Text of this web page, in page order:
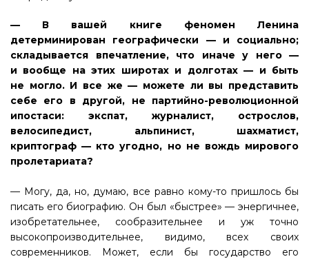
— В вашей книге феномен Ленина
детерминирован географически — и социально;
складывается впечатление, что иначе у него —
и вообще на этих широтах и долготах — и быть
не могло. И все же — можете ли вы представить
себе его в другой, не партийно-революционной
ипостаси: экспат, журналист, острослов,
велосипедист, альпинист, шахматист,
криптограф — кто угодно, но не вождь мирового
пролетариата?
— Могу, да, но, думаю, все равно кому-то пришлось бы
писать его биографию. Он был «быстрее» — энергичнее,
изобретательнее, сообразительнее и уж точно
высокопроизводительнее, видимо, всех своих
современников. Может, если бы государство его